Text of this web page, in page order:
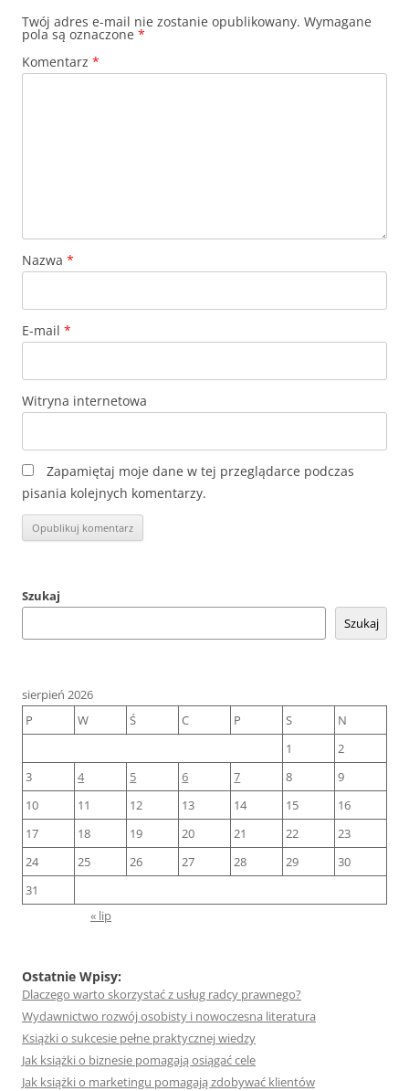
Twój adres e-mail nie zostanie opublikowany. Wymagane
pola są oznaczone *
Komentarz *
Nazwa *
E-mail *
Witryna internetowa
Zapamiętaj moje dane w tej przeglądarce podczas
pisania kolejnych komentarzy.
Szukaj
Szukaj
sierpień 2026
P
W Ś C P S
N
1
2
3
4 5 6 7 8
9
10
11 12 13 14 15
16
17
18 19 20 21 22
23
24
25 26 27 28 29
30
31
« lip
Ostatnie Wpisy:
Dlaczego warto skorzystać z usług radcy prawnego?
Wydawnictwo rozwój osobisty i nowoczesna literatura
Książki o sukcesie pełne praktycznej wiedzy
Jak książki o biznesie pomagają osiągać cele
Jak książki o marketingu pomagają zdobywać klientów